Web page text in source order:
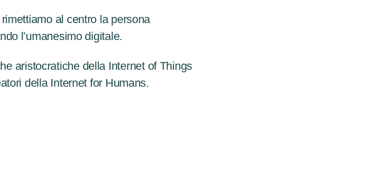
al centro la persona
l’umanesimo digitale.
aristocratiche della Internet of Things
della Internet for Humans.